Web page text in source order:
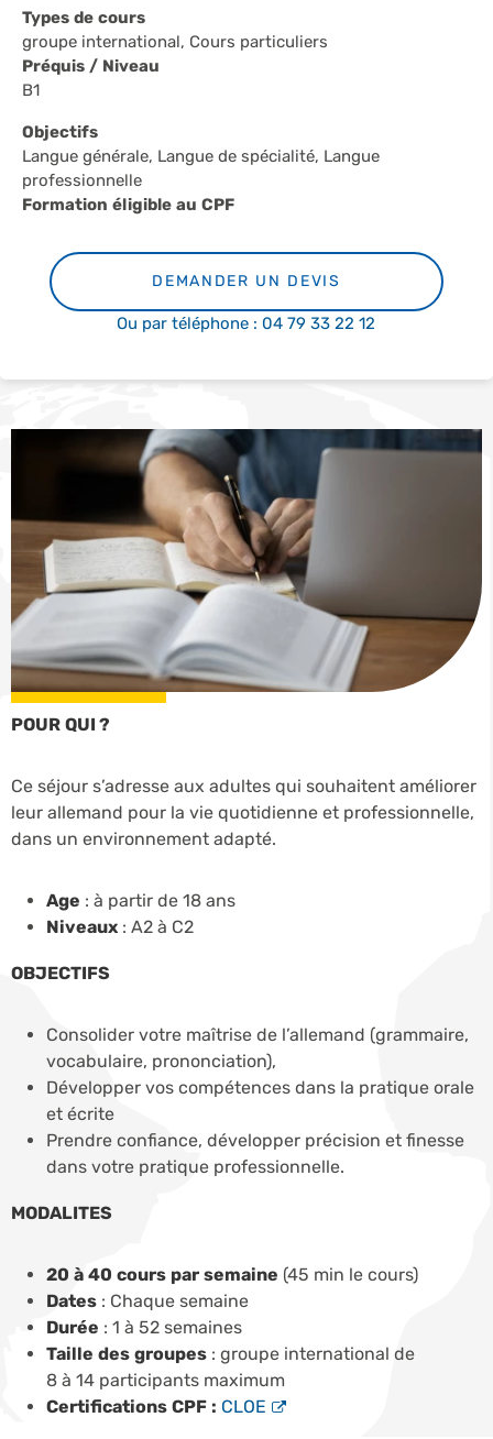
Types de cours
groupe international, Cours particuliers
Préquis / Niveau
B1
Objectifs
Langue générale, Langue de spécialité, Langue
professionnelle
Formation éligible au CPF
DEMANDER UN DEVIS
Ou par téléphone : 04 79 33 22 12
POUR QUI ?
Ce séjour s’adresse aux adultes qui souhaitent améliorer
leur allemand pour la vie quotidienne et professionnelle,
dans un environnement adapté.
Age : à partir de 18 ans
Niveaux : A2 à C2
OBJECTIFS
Consolider votre maîtrise de l’allemand (grammaire,
vocabulaire, prononciation),
Développer vos compétences dans la pratique orale
et écrite
Prendre confiance, développer précision et finesse
dans votre pratique professionnelle.
MODALITES
20 à 40 cours par semaine (45 min le cours)
Dates : Chaque semaine
Durée : 1 à 52 semaines
Taille des groupes : groupe international de
8 à 14 participants maximum
Certifications CPF : CLOE